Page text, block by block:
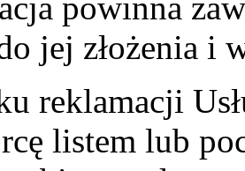
jej złożenia i
reklamacji
listem lub